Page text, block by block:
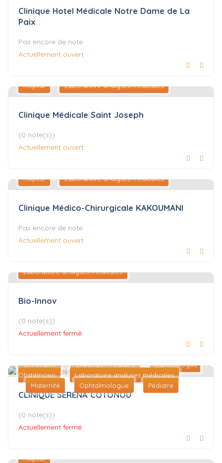
Clinique Hotel Médicale Notre Dame de La
Paix
Pas encore de note
Actuellement ouvert
Hôpital Laboratoire analyses médicales
Clinique Médicale Saint Joseph
(0 note(s))
Actuellement ouvert
Hôpital Laboratoire analyses médicales
Clinique Médico-Chirurgicale KAKOUMANI
Pas encore de note
Actuellement ouvert
Laboratoire analyses médicales
Bio-Innov
(0 note(s))
Actuellement fermé
Chirurgien Chirurgien Pédiatre
Gynécologue-
Obstétricien
Laboratoire analyses médicales
Maternité
Ophtalmologue Pédiatre
CLINIQUE SERENA COTONOU
(0 note(s))
Actuellement fermé
Hôpital